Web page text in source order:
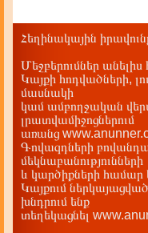
Հեղինակային
Մեջբերումներ
Կայքի հոդվածների,
մասնակի
կամ ամբողջական
լրատվամիջոցներում
առանց
Գովազդների
մեկնաբանությունների
և կարծիքների համար
Կայքում
խնդրում ենք
տեղեկացնել